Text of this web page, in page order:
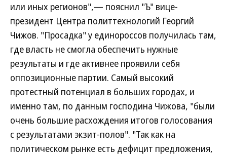
или иных регионов",— пояснил "Ъ" вице-
президент Центра политтехнологий Георгий
Чижов. "Просадка" у единороссов получилась там,
где власть не смогла обеспечить нужные
результаты и где активнее проявили себя
оппозиционные партии. Самый высокий
протестный потенциал в больших городах, и
именно там, по данным господина Чижова, "были
очень большие расхождения итогов голосования
с результатами экзит-полов". "Так как на
политическом рынке есть дефицит предложения,